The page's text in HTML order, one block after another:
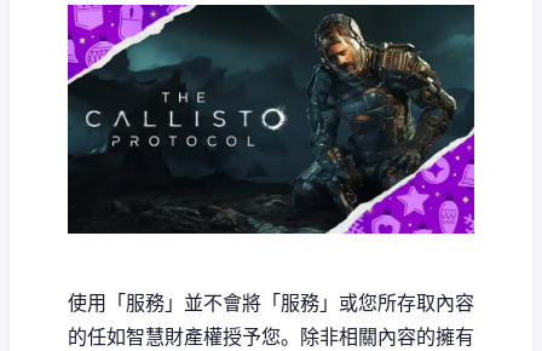
使用「服務」並不會將「服務」或您所存取內容
的任如智慧財產權授予您。除非相關內容的擁有